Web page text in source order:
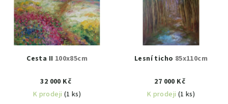
Cesta II 100x85cm
32 000 Kč
K prodeji (1 ks)
Lesní ticho 85x110cm
27 000 Kč
K prodeji (1 ks)